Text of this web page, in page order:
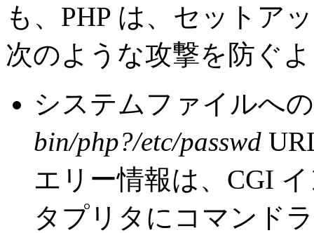
も、PHP は、セットア
次のような攻撃を防ぐ
システムファイルへ
bin/php?/etc/passwd
エリー情報は、CGI
タプリタにコマンド